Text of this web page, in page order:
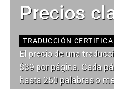
Precios
TRADUCCIÓN
El precio de una
$39 por página. Cada
hasta 250 palabras o